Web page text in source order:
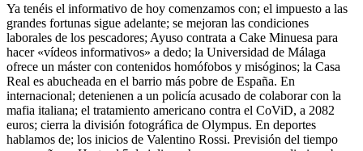
Ya tenéis el informativo de hoy comenzamos con; el impuesto a las
grandes fortunas sigue adelante; se mejoran las condiciones
laborales de los pescadores; Ayuso contrata a Cake Minuesa para
hacer «vídeos informativos» a dedo; la Universidad de Málaga
ofrece un máster con contenidos homófobos y misóginos; la Casa
Real es abucheada en el barrio más pobre de España. En
internacional; detenienen a un policía acusado de colaborar con la
mafia italiana; el tratamiento americano contra el CoViD, a 2082
euros; cierra la división fotográfica de Olympus. En deportes
hablamos de; los inicios de Valentino Rossi. Previsión del tiempo